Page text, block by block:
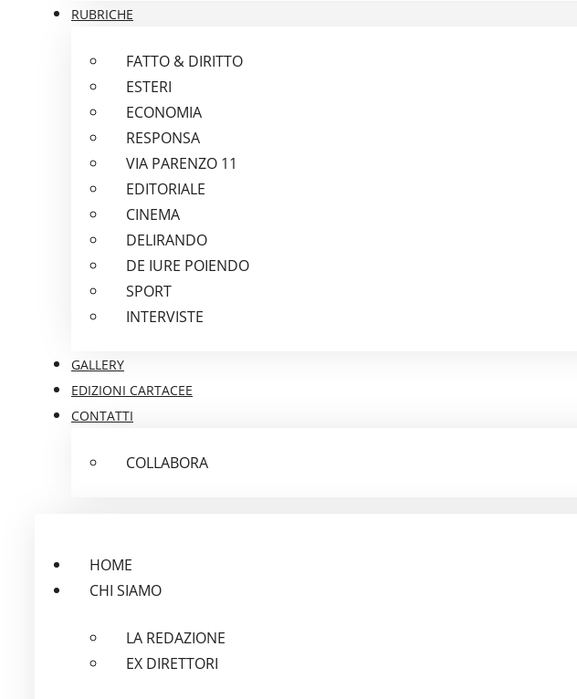
RUBRICHE
FATTO & DIRITTO
ESTERI
ECONOMIA
RESPONSA
VIA PARENZO 11
EDITORIALE
CINEMA
DELIRANDO
DE IURE POIENDO
SPORT
INTERVISTE
GALLERY
EDIZIONI CARTACEE
CONTATTI
COLLABORA
HOME
CHI SIAMO
LA REDAZIONE
EX DIRETTORI